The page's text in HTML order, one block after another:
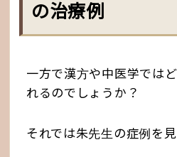
の治療例
一方で漢方や中医学では
れるのでしょうか？
それでは朱先生の症例を